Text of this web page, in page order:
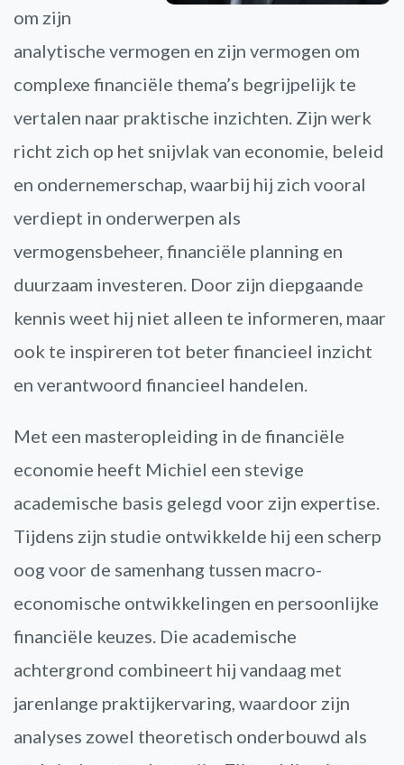
om zijn
analytische vermogen en zijn vermogen om
complexe financiële thema’s begrijpelijk te
vertalen naar praktische inzichten. Zijn werk
richt zich op het snijvlak van economie, beleid
en ondernemerschap, waarbij hij zich vooral
verdiept in onderwerpen als
vermogensbeheer, financiële planning en
duurzaam investeren. Door zijn diepgaande
kennis weet hij niet alleen te informeren, maar
ook te inspireren tot beter financieel inzicht
en verantwoord financieel handelen.
Met een masteropleiding in de financiële
economie heeft Michiel een stevige
academische basis gelegd voor zijn expertise.
Tijdens zijn studie ontwikkelde hij een scherp
oog voor de samenhang tussen macro-
economische ontwikkelingen en persoonlijke
financiële keuzes. Die academische
achtergrond combineert hij vandaag met
jarenlange praktijkervaring, waardoor zijn
analyses zowel theoretisch onderbouwd als